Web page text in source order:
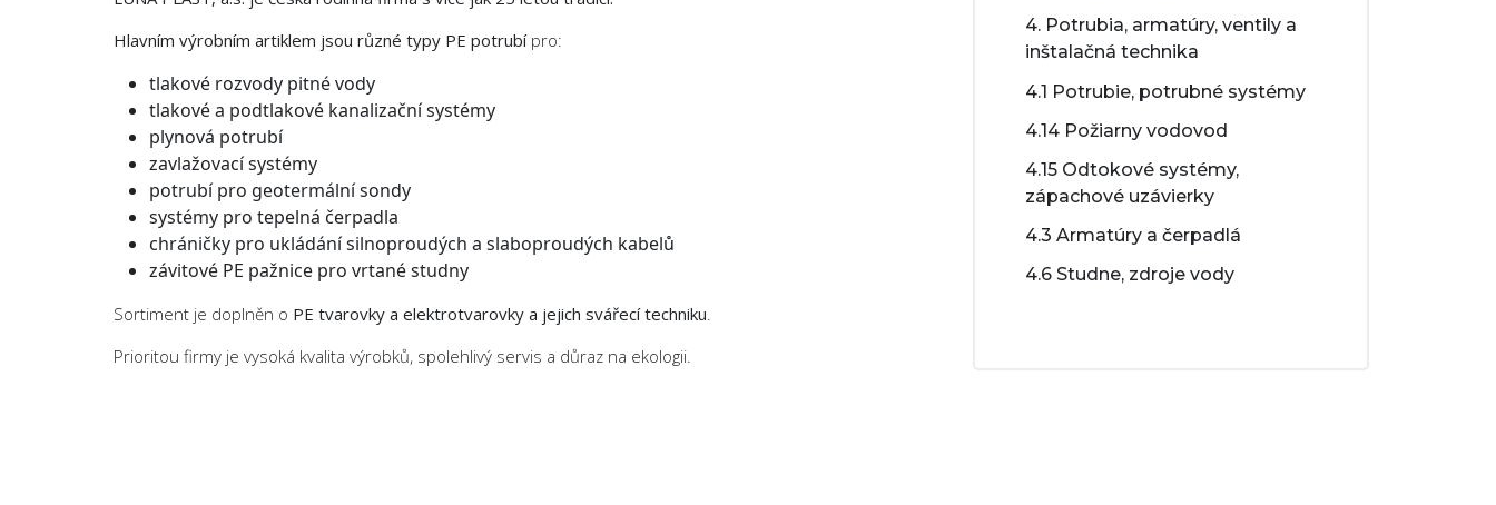
Hlavním výrobním artiklem jsou různé typy PE potrubípro:
tlakové rozvody pitné vody
tlakové a podtlakové kanalizační systémy
plynová potrubí
zavlažovací systémy
potrubí pro geotermální sondy
systémy pro tepelná čerpadla
chráničky pro ukládání silnoproudých a slaboproudých kabelů
závitové PE pažnice pro vrtané studny
Sortiment je doplněn o PE tvarovky a elektrotvarovky a jejich svářecí techniku.
Prioritou firmy je vysoká kvalita výrobků, spolehlivý servis a důraz na ekologii.
4. Potrubia, armatúry, ventily a
inštalačná technika
4.1 Potrubie, potrubné systémy
4.14 Požiarny vodovod
4.15 Odtokové systémy,
zápachové uzávierky
4.3 Armatúry a čerpadlá
4.6 Studne, zdroje vody